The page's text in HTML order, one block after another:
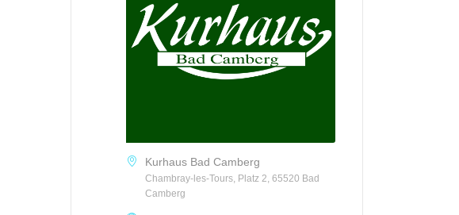
Kurhaus Bad Camberg
Chambray-les-Tours, Platz 2, 65520 Bad
Camberg